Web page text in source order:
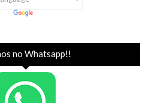
no Whatsapp!!